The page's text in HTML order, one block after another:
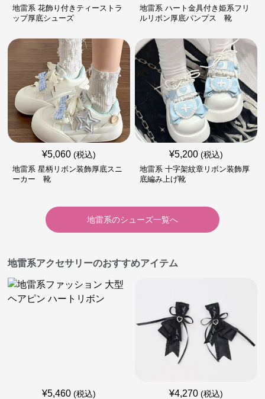
地雷系 花飾り付きティーストラ
ップ厚底シューズ
地雷系 ハート金具付き姫系フリ
ルリボン厚底パンプス 靴
¥5,060 (税込)
地雷系 星柄リボン装飾厚底スニ
ーカー 靴
¥5,200 (税込)
地雷系 十字架紋章リボン装飾厚
底編み上げ靴
地雷系のシューズ一覧へ
地雷系アクセサリーのおすすめアイテム
¥5,460 (税込) ¥4,270 (税込)